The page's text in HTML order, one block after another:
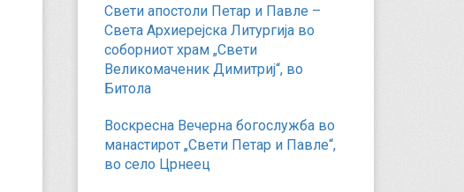
Свети апостоли Петар и Павле –
Света Архиерејска Литургија во
соборниот храм „Свети
Великомаченик Димитриј“, во
Битола
Воскресна Вечерна богослужба во
манастирот „Свети Петар и Павле“,
во село Црнеец